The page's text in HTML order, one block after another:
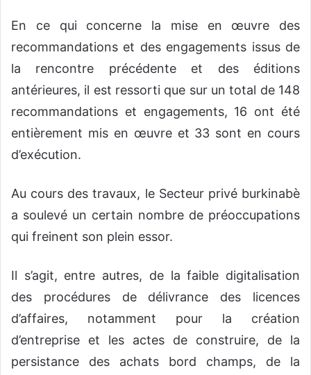
En ce qui concerne la mise en œuvre des
recommandations et des engagements issus de
la rencontre précédente et des éditions
antérieures, il est ressorti que sur un total de 148
recommandations et engagements, 16 ont été
entièrement mis en œuvre et 33 sont en cours
d’exécution.
Au cours des travaux, le Secteur privé burkinabè
a soulevé un certain nombre de préoccupations
qui freinent son plein essor.
Il s’agit, entre autres, de la faible digitalisation
des procédures de délivrance des licences
d’affaires, notamment pour la création
d’entreprise et les actes de construire, de la
persistance des achats bord champs, de la